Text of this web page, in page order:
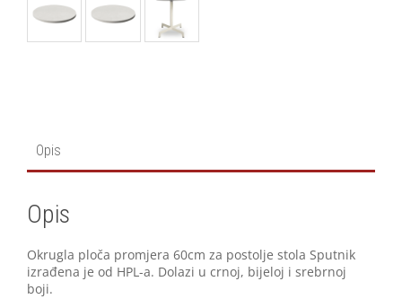
Opis
Opis
Okrugla ploča promjera 60cm za postolje stola Sputnik
izrađena je od HPL-a. Dolazi u crnoj, bijeloj i srebrnoj
boji.